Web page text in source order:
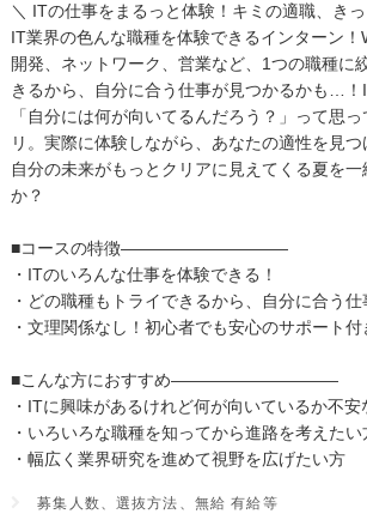
＼ ITの仕事をまるっと体験！キミの適職、き
IT業界の色んな職種を体験できるインターン！
開発、ネットワーク、営業など、1つの職種に
きるから、自分に合う仕事が見つかるかも…
「自分には何が向いてるんだろう？」って思
リ。実際に体験しながら、あなたの適性を見つ
自分の未来がもっとクリアに見えてくる夏を
か？
■コースの特徴――――――――――
・ITのいろんな仕事を体験できる！
・どの職種もトライできるから、自分に合う仕
・文理関係なし！初心者でも安心のサポート付
■こんな方におすすめ――――――――――
・ITに興味があるけれど何が向いているか不安
・いろいろな職種を知ってから進路を考えたい
・幅広く業界研究を進めて視野を広げたい方
募集人数、選抜方法、無給 有給等